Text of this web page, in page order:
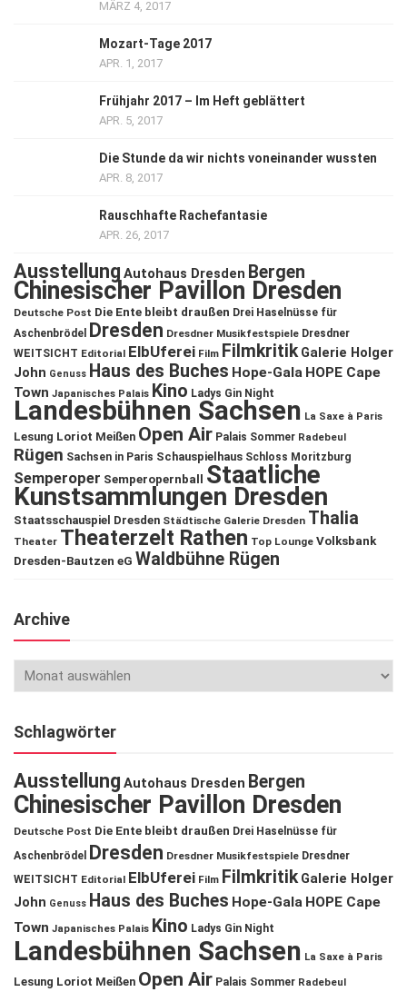
MÄRZ 4, 2017
Mozart-Tage 2017
APR. 1, 2017
Frühjahr 2017 – Im Heft geblättert
APR. 5, 2017
Die Stunde da wir nichts voneinander wussten
APR. 8, 2017
Rauschhafte Rachefantasie
APR. 26, 2017
Ausstellung Autohaus Dresden Bergen
Chinesischer Pavillon Dresden
Deutsche Post Die Ente bleibt draußen Drei Haselnüsse für
Aschenbrödel
Dresden Dresdner Musikfestspiele Dresdner
WEITSICHT Editorial ElbUferei Film Filmkritik Galerie Holger
John Genuss Haus des Buches Hope-Gala HOPE Cape
Town Japanisches Palais Kino Ladys Gin Night
Landesbühnen Sachsen La Saxe à Paris
Lesung Loriot Meißen Open Air Palais Sommer Radebeul
Rügen Sachsen in Paris Schauspielhaus Schloss Moritzburg
Semperoper Semperopernball Staatliche
Kunstsammlungen Dresden
Staatsschauspiel Dresden Städtische Galerie Dresden Thalia
Theater Theaterzelt Rathen Top Lounge Volksbank
Dresden-Bautzen eG Waldbühne Rügen
Archive
Schlagwörter
Ausstellung Autohaus Dresden Bergen
Chinesischer Pavillon Dresden
Deutsche Post Die Ente bleibt draußen Drei Haselnüsse für
Aschenbrödel
Dresden Dresdner Musikfestspiele Dresdner
WEITSICHT Editorial ElbUferei Film Filmkritik Galerie Holger
John Genuss Haus des Buches Hope-Gala HOPE Cape
Town Japanisches Palais Kino Ladys Gin Night
Landesbühnen Sachsen La Saxe à Paris
Lesung Loriot Meißen Open Air Palais Sommer Radebeul